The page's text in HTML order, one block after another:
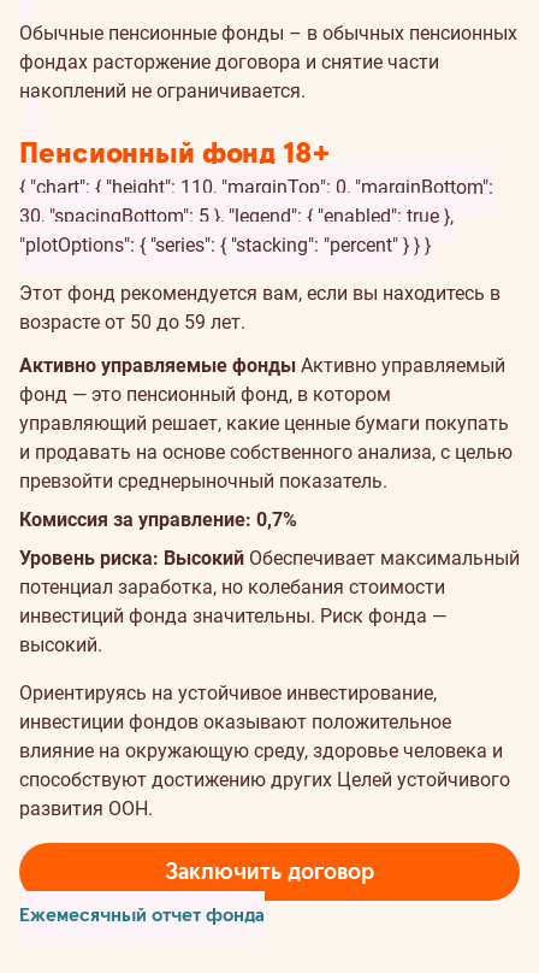
Обычные пенсионные фонды – в обычных пенсионных
фондах расторжение договора и снятие части
накоплений не ограничивается.
Пенсионный фонд 18+
{ "chart": { "height": 110, "marginTop": 0, "marginBottom":
30, "spacingBottom": 5 }, "legend": { "enabled": true },
"plotOptions": { "series": { "stacking": "percent" } } }
Этот фонд рекомендуется вам, если вы находитесь в
возрасте от 50 до 59 лет.
Активно управляемые фонды Активно управляемый
фонд — это пенсионный фонд, в котором
управляющий решает, какие ценные бумаги покупать
и продавать на основе собственного анализа, с целью
превзойти среднерыночный показатель.
Комиссия за управление: 0,7%
Уровень риска: Высокий Обеспечивает максимальный
потенциал заработка, но колебания стоимости
инвестиций фонда значительны. Риск фонда —
высокий.
Ориентируясь на устойчивое инвестирование,
инвестиции фондов оказывают положительное
влияние на окружающую среду, здоровье человека и
способствуют достижению других Целей устойчивого
развития ООН.
Заключить договор
Ежемесячный отчет фонда